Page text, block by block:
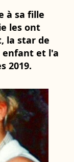
à sa fille
les ont
la star de
enfant et l'a
2019.